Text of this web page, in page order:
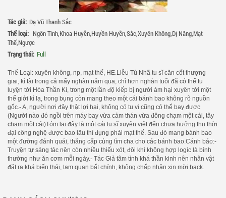
Tác giả: Dạ Vũ Thanh Sắc
Thể loại: Ngôn Tình,Khoa Huyễn,Huyền Huyễn,Sắc,Xuyên Không,Dị Năng,Mạt
Thế,Ngược
Trạng thái: Full
Thể Loại: xuyên không, np, mạt thế, HE.Liễu Tú Nhã tu sĩ căn cốt thượng
giai, kì tài trong cả mấy nghàn năm qua, chỉ hơn nghàn tuổi đã có thể tu
luyện tới Hóa Thần Kì, trong một lần độ kiếp bị người ám hại xuyên tới một
thế giới kì lạ, trong bụng còn mang theo một cái bánh bao không rõ nguồn
gốc.- A, người nơi đây thật lợi hại, không có tu vi cũng có thể bay được
(Người nào đó ngồi trên máy bay vừa cảm thán vừa đông chạm một cái, tây
chạm một cái)Tóm lại đây là một cái tu sĩ xuyên việt đến chưa hưởng thụ thời
đại công nghệ được bao lâu thì đụng phải mạt thế. Sau đó mang bánh bao
một đường đánh quái, thăng cấp cùng tìm cha cho các bánh bao.Cánh báo:-
Truyện tự sáng tác nên còn nhiều thiếu xót, đôi khi không hợp logic là bình
thường như ăn cơm mỗi ngày.- Tác Giả tâm tình khá thần kinh nên nhân vật
đặt ra khá biến thái, tam quan bất chính, không chấp nhận xin mời back.